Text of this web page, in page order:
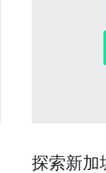
探索新加